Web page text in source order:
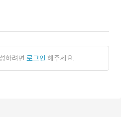
하려면 로그인 해주세요.